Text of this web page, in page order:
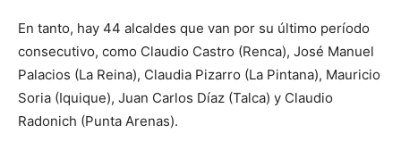
En tanto, hay 44 alcaldes que van por su último período
consecutivo, como Claudio Castro (Renca), José Manuel
Palacios (La Reina), Claudia Pizarro (La Pintana), Mauricio
Soria (Iquique), Juan Carlos Díaz (Talca) y Claudio
Radonich (Punta Arenas).